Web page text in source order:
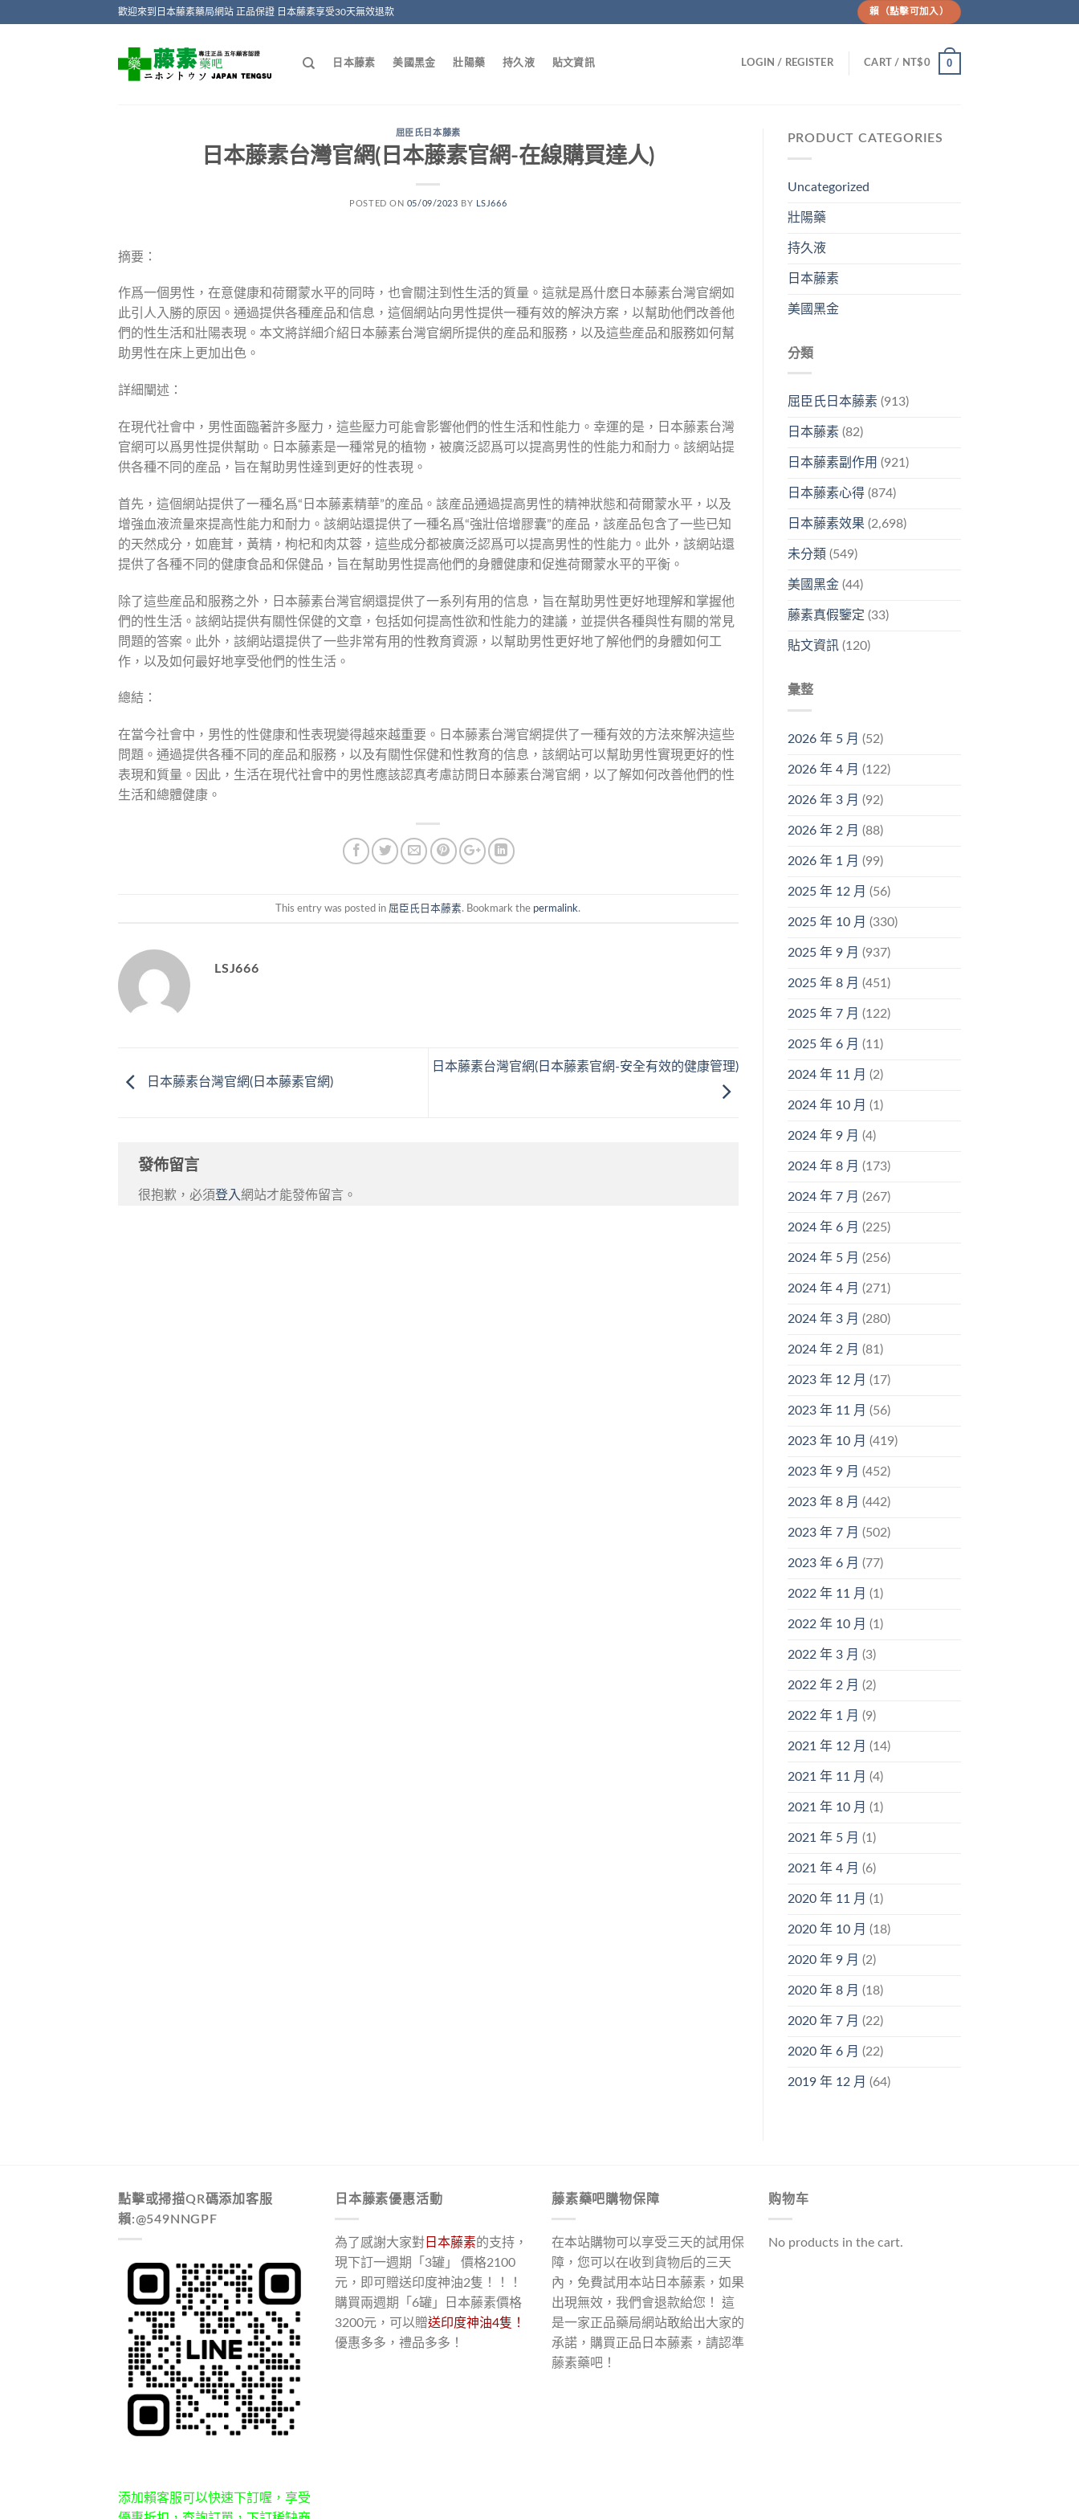
歡迎來到日本藤素藥局網站 正品保證 日本藤素享受30天無效退款 賴（點擊可加入）
日本藤素 美國黑金 壯陽藥 持久液 貼文資訊 LOGIN / REGISTER CART / NT$0 0
屈臣氏日本藤素
日本藤素台灣官網(日本藤素官網-在線購買達人)
POSTED ON 05/09/2023 BY LSJ666
摘要：
作爲一個男性，在意健康和荷爾蒙水平的同時，也會關注到性生活的質量。這就是爲什麽日本藤素台灣官網如
此引人入勝的原因。通過提供各種産品和信息，這個網站向男性提供一種有效的解決方案，以幫助他們改善他
們的性生活和壯陽表現。本文將詳細介紹日本藤素台灣官網所提供的産品和服務，以及這些産品和服務如何幫
助男性在床上更加出色。
詳細闡述：
在現代社會中，男性面臨著許多壓力，這些壓力可能會影響他們的性生活和性能力。幸運的是，日本藤素台灣
官網可以爲男性提供幫助。日本藤素是一種常見的植物，被廣泛認爲可以提高男性的性能力和耐力。該網站提
供各種不同的産品，旨在幫助男性達到更好的性表現。
首先，這個網站提供了一種名爲“日本藤素精華”的産品。該産品通過提高男性的精神狀態和荷爾蒙水平，以及
增強血液流量來提高性能力和耐力。該網站還提供了一種名爲“強壯倍增膠囊”的産品，該産品包含了一些已知
的天然成分，如鹿茸，黃精，枸杞和肉苁蓉，這些成分都被廣泛認爲可以提高男性的性能力。此外，該網站還
提供了各種不同的健康食品和保健品，旨在幫助男性提高他們的身體健康和促進荷爾蒙水平的平衡。
除了這些産品和服務之外，日本藤素台灣官網還提供了一系列有用的信息，旨在幫助男性更好地理解和掌握他
們的性生活。該網站提供有關性保健的文章，包括如何提高性欲和性能力的建議，並提供各種與性有關的常見
問題的答案。此外，該網站還提供了一些非常有用的性教育資源，以幫助男性更好地了解他們的身體如何工
作，以及如何最好地享受他們的性生活。
總結：
在當今社會中，男性的性健康和性表現變得越來越重要。日本藤素台灣官網提供了一種有效的方法來解決這些
問題。通過提供各種不同的産品和服務，以及有關性保健和性教育的信息，該網站可以幫助男性實現更好的性
表現和質量。因此，生活在現代社會中的男性應該認真考慮訪問日本藤素台灣官網，以了解如何改善他們的性
生活和總體健康。
This entry was posted in 屈臣氏日本藤素. Bookmark the permalink.
LSJ666
日本藤素台灣官網(日本藤素官網)
日本藤素台灣官網(日本藤素官網-安全有效的健康管理)
發佈留言
很抱歉，必須登入網站才能發佈留言。
PRODUCT CATEGORIES
Uncategorized
壯陽藥
持久液
日本藤素
美國黑金
分類
屈臣氏日本藤素(913)
日本藤素(82)
日本藤素副作用 (921)
日本藤素心得(874)
日本藤素效果 (2,698)
未分類 (549)
美國黑金(44)
藤素真假鑒定 (33)
貼文資訊(120)
彙整
2026 年 5 月 (52)
2026 年 4 月 (122)
2026 年 3 月 (92)
2026 年 2 月 (88)
2026 年 1 月 (99)
2025 年 12 月 (56)
2025 年 10 月 (330)
2025 年 9 月 (937)
2025 年 8 月 (451)
2025 年 7 月 (122)
2025 年 6 月 (11)
2024 年 11 月 (2)
2024 年 10 月 (1)
2024 年 9 月 (4)
2024 年 8 月 (173)
2024 年 7 月 (267)
2024 年 6 月 (225)
2024 年 5 月 (256)
2024 年 4 月 (271)
2024 年 3 月 (280)
2024 年 2 月 (81)
2023 年 12 月 (17)
2023 年 11 月 (56)
2023 年 10 月 (419)
2023 年 9 月 (452)
2023 年 8 月 (442)
2023 年 7 月 (502)
2023 年 6 月 (77)
2022 年 11 月 (1)
2022 年 10 月 (1)
2022 年 3 月 (3)
2022 年 2 月 (2)
2022 年 1 月 (9)
2021 年 12 月 (14)
2021 年 11 月 (4)
2021 年 10 月 (1)
2021 年 5 月 (1)
2021 年 4 月 (6)
2020 年 11 月 (1)
2020 年 10 月 (18)
2020 年 9 月 (2)
2020 年 8 月 (18)
2020 年 7 月 (22)
2020 年 6 月 (22)
2019 年 12 月 (64)
點擊或掃描QR碼添加客服
賴:@549NNGPF
添加賴客服可以快速下訂喔，享受
日本藤素優惠活動
為了感謝大家對 日本藤素的支持，
現下訂一週期「3罐」 價格2100
元，即可贈送印度神油2隻！！！
購買兩週期「6罐」日本藤素價格
3200元，可以贈送印度神油4隻！
優惠多多，禮品多多！
藤素藥吧購物保障
在本站購物可以享受三天的試用保
障，您可以在收到貨物后的三天
內，免費試用本站日本藤素，如果
出現無效，我們會退款給您！ 這
是一家正品藥局網站敢給出大家的
承諾，購買正品日本藤素，請認準
藤素藥吧！
购物车
No products in the cart.